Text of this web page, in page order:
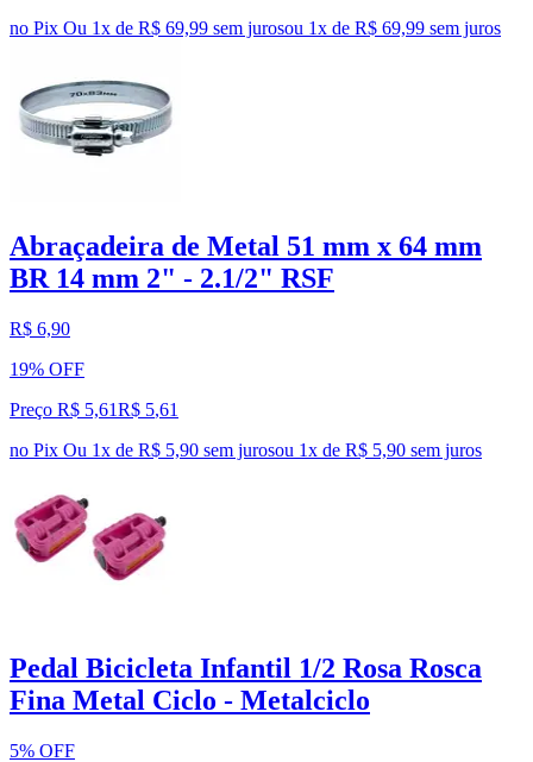
no Pix Ou 1x de R$ 69,99 sem jurosou 1x de R$ 69,99 sem juros
Abraçadeira de Metal 51 mm x 64 mm
BR 14 mm 2" - 2.1/2" RSF
R$ 6,90
19% OFF
Preço R$ 5,61R$ 5,61
no Pix Ou 1x de R$ 5,90 sem jurosou 1x de R$ 5,90 sem juros
Pedal Bicicleta Infantil 1/2 Rosa Rosca
Fina Metal Ciclo - Metalciclo
5% OFF